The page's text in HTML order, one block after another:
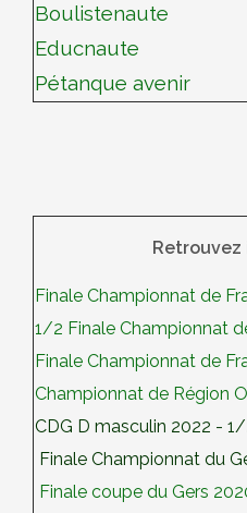
Boulistenaute
Educnaute
Pétanque avenir
Retrouvez
Finale Championnat de
1/2 Finale Championnat
Finale Championnat de
Championnat de Région
CDG D masculin 2022 -
Finale Championnat du
Finale coupe du Gers